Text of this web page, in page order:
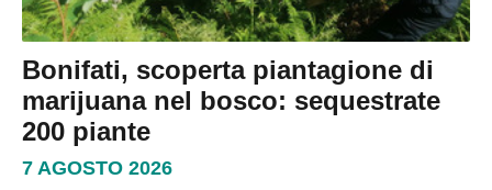
Bonifati, scoperta piantagione di
marijuana nel bosco: sequestrate
200 piante
7 AGOSTO 2026